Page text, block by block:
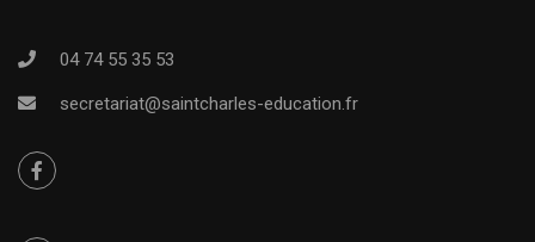
04 74 55 35 53
secretariat@saintcharles-education.fr